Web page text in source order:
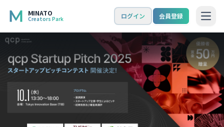
MINATO
Creators Park ログイン 会員登録